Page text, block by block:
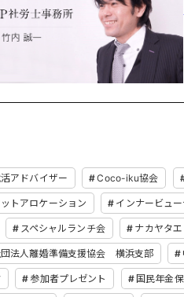
アドバイザー Coco-iku協会
トアロケーション インナービュ
スペシャルランチ会 ナカヤタエ
団法人離婚準備支援協会 横浜支部
参加者プレゼント 国民年金